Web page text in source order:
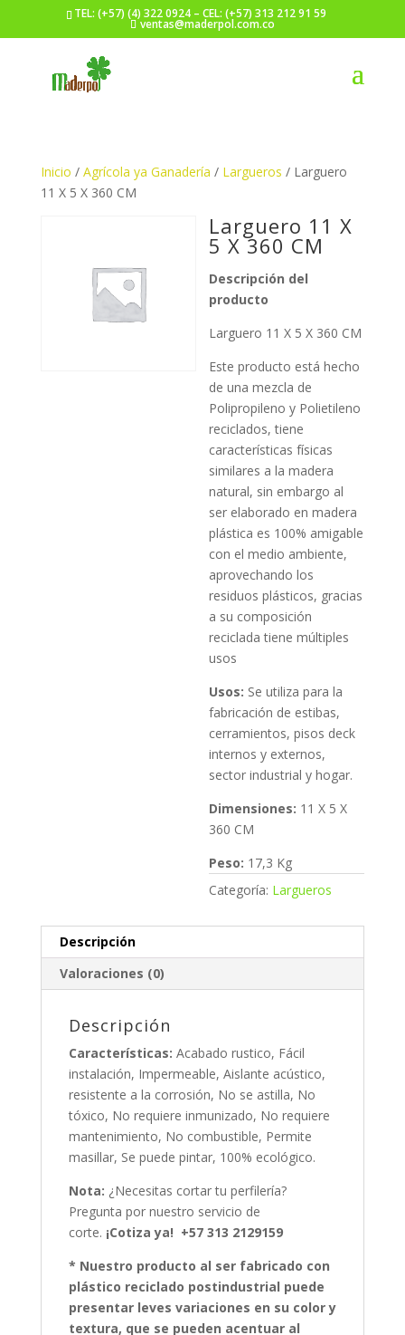
TEL: (+57) (4) 322 0924 – CEL: (+57) 313 212 91 59
ventas@maderpol.com.co
Inicio / Agrícola ya Ganadería / Largueros / Larguero
11 X 5 X 360 CM
Larguero 11 X
5 X 360 CM
Descripción del
producto
Larguero 11 X 5 X 360 CM
Este producto está hecho
de una mezcla de
Polipropileno y Polietileno
reciclados, tiene
características físicas
similares a la madera
natural, sin embargo al
ser elaborado en madera
plástica es 100% amigable
con el medio ambiente,
aprovechando los
residuos plásticos, gracias
a su composición
reciclada tiene múltiples
usos
Usos: Se utiliza para la
fabricación de estibas,
cerramientos, pisos deck
internos y externos,
sector industrial y hogar.
Dimensiones: 11 X 5 X
360 CM
Peso: 17,3 Kg
Categoría: Largueros
Descripción
Valoraciones (0)
Descripción
Características: Acabado rustico, Fácil
instalación, Impermeable, Aislante acústico,
resistente a la corrosión, No se astilla, No
tóxico, No requiere inmunizado, No requiere
mantenimiento, No combustible, Permite
masillar, Se puede pintar, 100% ecológico.
Nota: ¿Necesitas cortar tu perfilería?
Pregunta por nuestro servicio de
corte. ¡Cotiza ya! +57 313 2129159
* Nuestro producto al ser fabricado con
plástico reciclado postindustrial puede
presentar leves variaciones en su color y
textura, que se pueden acentuar al